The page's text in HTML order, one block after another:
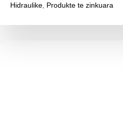
Hidraulike Produkte te zinkuara